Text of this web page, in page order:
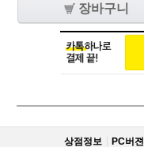
장바구니
상점정보 PC버젼